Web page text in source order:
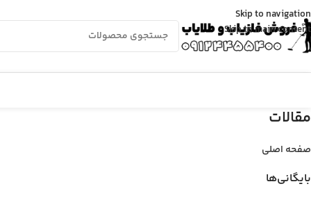
Skip to navigation
Skip to main content
مقالات
صفحه اصلی
بایگانی‌ها